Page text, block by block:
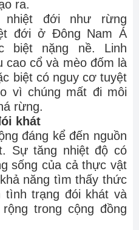
ra.
nhiệt đới như rừng
đới ở Đông Nam Á
biệt nặng nề. Linh
cổ và mèo đốm là
biệt có nguy cơ tuyệt
vì chúng mất đi môi
rừng.
khát
đáng kể đến nguồn
Sự tăng nhiệt độ có
sống của cả thực vật
năng tìm thấy thức
tình trạng đói khát và
trong cộng đồng